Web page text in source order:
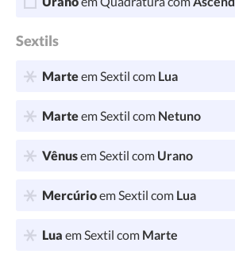
Sextils
Marteem Sextil com Lua
Marteem Sextil com Netuno
Vênusem Sextil com Urano
Mercúrioem Sextil com Lua
Lua em Sextil com Marte